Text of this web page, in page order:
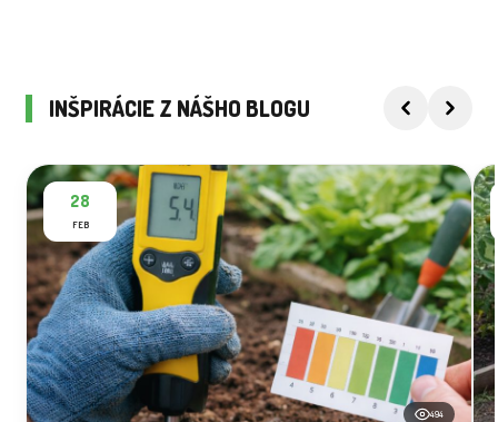
INŠPIRÁCIE Z NÁŠHO BLOGU
28
FEB
494